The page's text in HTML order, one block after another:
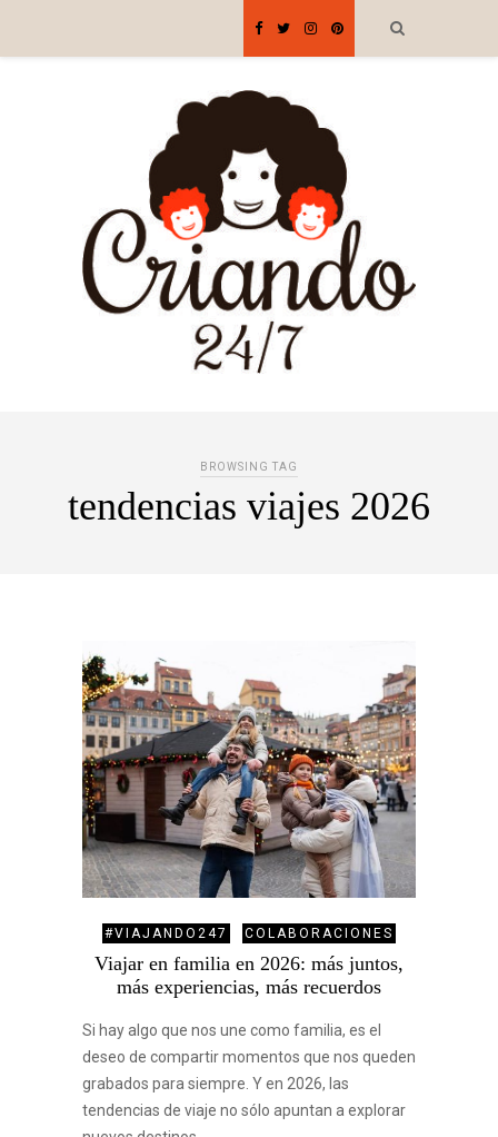
BROWSING TAG
tendencias viajes 2026
#VIAJANDO247 COLABORACIONES
Viajar en familia en 2026: más juntos,
más experiencias, más recuerdos
Si hay algo que nos une como familia, es el
deseo de compartir momentos que nos queden
grabados para siempre. Y en 2026, las
tendencias de viaje no sólo apuntan a explorar